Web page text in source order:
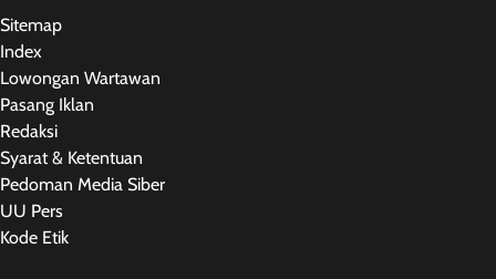
Sitemap
Index
Lowongan Wartawan
Pasang Iklan
Redaksi
Syarat & Ketentuan
Pedoman Media Siber
UU Pers
Kode Etik